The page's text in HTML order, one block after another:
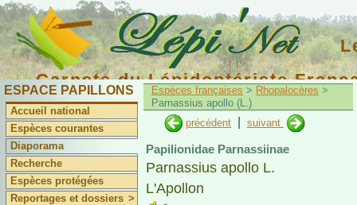
Carnets du Lépidoptériste
ESPACE PAPILLONS
Accueil national
Espèces courantes
Diaporama
Recherche
Espèces protégées
Reportages et dossiers >
Espèces françaises > Rhopalocères >
Parnassius apollo (L.)
précédent
suivant
Papilionidae Parnassiinae
Parnassius apollo L.
L'Apollon